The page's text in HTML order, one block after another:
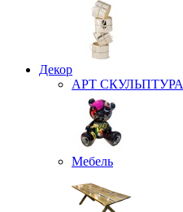
Декор
АРТ СКУЛЬПТУРА
Мебель